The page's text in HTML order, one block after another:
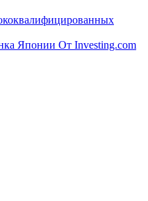
Японии От Investing.com